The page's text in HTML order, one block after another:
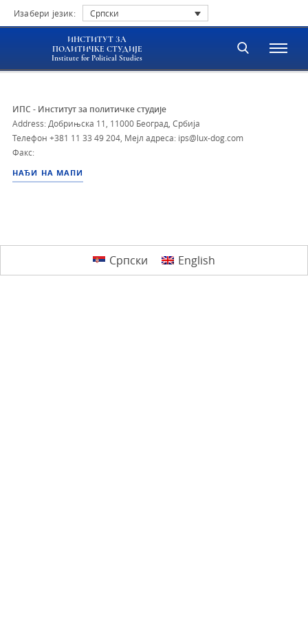
Изабери језик: Српски
ИНСТИТУТ ЗА
ПОЛИТИЧКЕ СТУДИЈЕ
Institute for Political Studies
ИПС - Институт за политичке студије
Address: Добрињска 11, 11000 Београд, Србија
Телефон +381 11 33 49 204 Мејл адреса: ips@lux-dog.com
Факс:
НАЂИ НА МАПИ
Српски English